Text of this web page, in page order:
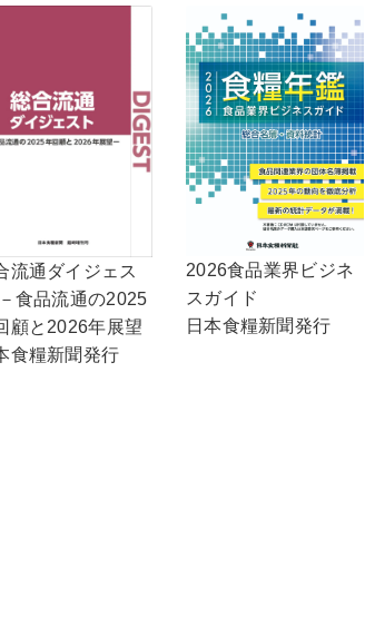
流通ダイジェス
－食品流通の2025
顧と2026年展望
食糧新聞発行
2026食品業界ビジネ
スガイド
日本食糧新聞発行